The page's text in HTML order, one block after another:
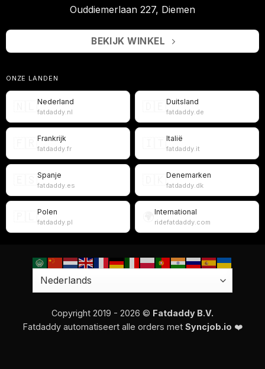
Ouddiemerlaan 227, Diemen
BEKIJK WINKEL
ONZE LANDEN
Nederland
fatdaddy.nl
Duitsland
fatdaddy.de
Frankrijk
fatdaddy.fr
Italië
fatdaddy.it
Spanje
fatdaddy.es
Denemarken
fatdaddy.dk
Polen
fatdaddy.pl
International
ridefatdaddy.com
Copyright 2019 - 2026 © Fatdaddy B.V.
Fatdaddy automatiseert alle orders met Syncjob.io ❤️